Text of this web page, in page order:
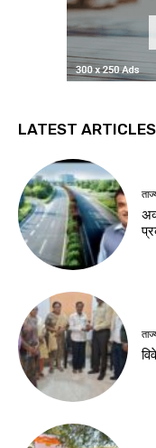
LATEST ARTICLES